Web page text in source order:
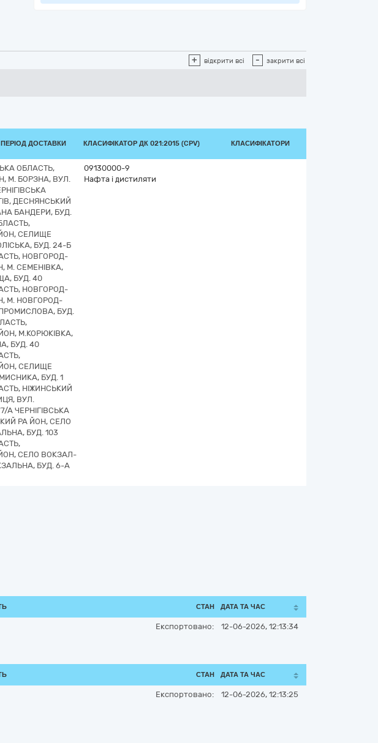
+ відкрити всі - закрити всі
ДОСТАВКИ КЛАСИФІКАТОР ДК 021:2015 (CPV) КЛАСИФІКАТОРИ
ОБЛАСТЬ,
М. БОРЗНА, ВУЛ.
ДЕСНЯНСЬКИЙ
БАНДЕРИ, БУД.
СЕЛИЩЕ
БУД. 24-Б
НОВГОРОД-
М. СЕМЕНІВКА,
БУД. 40
НОВГОРОД-
М. НОВГОРОД-
БУД.
М.КОРЮКІВКА,
БУД. 40
СЕЛИЩЕ
БУД. 1
НІЖИНСЬКИЙ
ВУЛ.
А ЧЕРНІГІВСЬКА
РА ЙОН, СЕЛО
БУД. 103
СЕЛО ВОКЗАЛ-
БУД. 6-А
09130000-9
Нафта і дистиляти
СТАН ДАТА ТА ЧАС
Експортовано: 12-06-2026, 12:13:34
СТАН ДАТА ТА ЧАС
Експортовано: 12-06-2026, 12:13:25